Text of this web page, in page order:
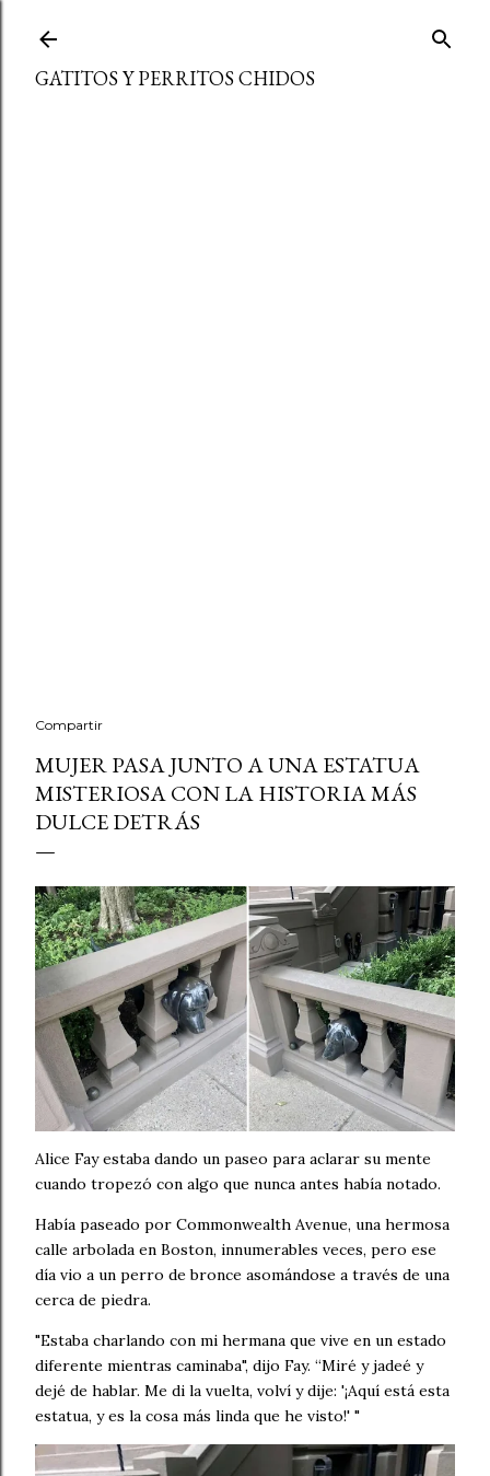
GATITOS Y PERRITOS CHIDOS
Compartir
MUJER PASA JUNTO A UNA ESTATUA
MISTERIOSA CON LA HISTORIA MÁS
DULCE DETRÁS
Alice Fay estaba dando un paseo para aclarar su mente
cuando tropezó con algo que nunca antes había notado.
Había paseado por Commonwealth Avenue, una hermosa
calle arbolada en Boston, innumerables veces, pero ese
día vio a un perro de bronce asomándose a través de una
cerca de piedra.
"Estaba charlando con mi hermana que vive en un estado
diferente mientras caminaba", dijo Fay. “Miré y jadeé y
dejé de hablar. Me di la vuelta, volví y dije: '¡Aquí está esta
estatua, y es la cosa más linda que he visto!' "